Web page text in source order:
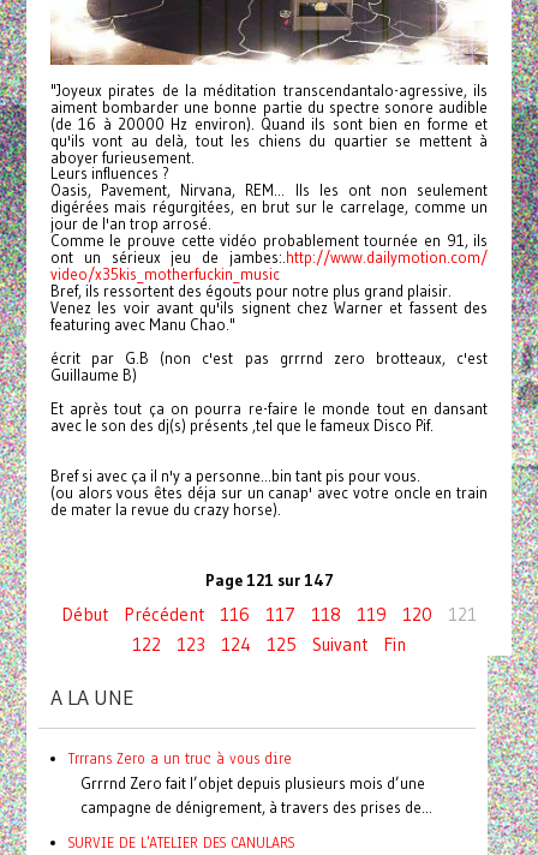
"Joyeux pirates de la méditation transcendantalo-agressive, ils
aiment bombarder une bonne partie du spectre sonore audible
(de 16 à 20000 Hz environ). Quand ils sont bien en forme et
qu'ils vont au delà, tout les chiens du quartier se mettent à
aboyer furieusement.
Leurs influences ?
Oasis, Pavement, Nirvana, REM... Ils les ont non seulement
digérées mais régurgitées, en brut sur le carrelage, comme un
jour de l'an trop arrosé.
Comme le prouve cette vidéo probablement tournée en 91, ils
ont un sérieux jeu de jambes:. http://www.dailymotion.com/
video/x35kis_motherfuckin_ music
Bref, ils ressortent des égouts pour notre plus grand plaisir.
Venez les voir avant qu'ils signent chez Warner et fassent des
featuring avec Manu Chao."
écrit par G.B (non c'est pas grrrnd zero brotteaux, c'est
Guillaume B)
Et après tout ça on pourra re-faire le monde tout en dansant
avec le son des dj(s) présents ,tel que le fameux Disco Pif.
Bref si avec ça il n'y a personne...bin tant pis pour vous.
(ou alors vous êtes déja sur un canap' avec votre oncle en train
de mater la revue du crazy horse).
Page 121 sur 147
Début Précédent 116 117 118 119 120
121
122
123 124 125 Suivant Fin
A LA UNE
Trrrans Zero a un truc à vous dire
Grrrnd Zero fait l’objet depuis plusieurs mois d’une
campagne de dénigrement, à travers des prises de...
SURVIE DE L'ATELIER DES CANULARS